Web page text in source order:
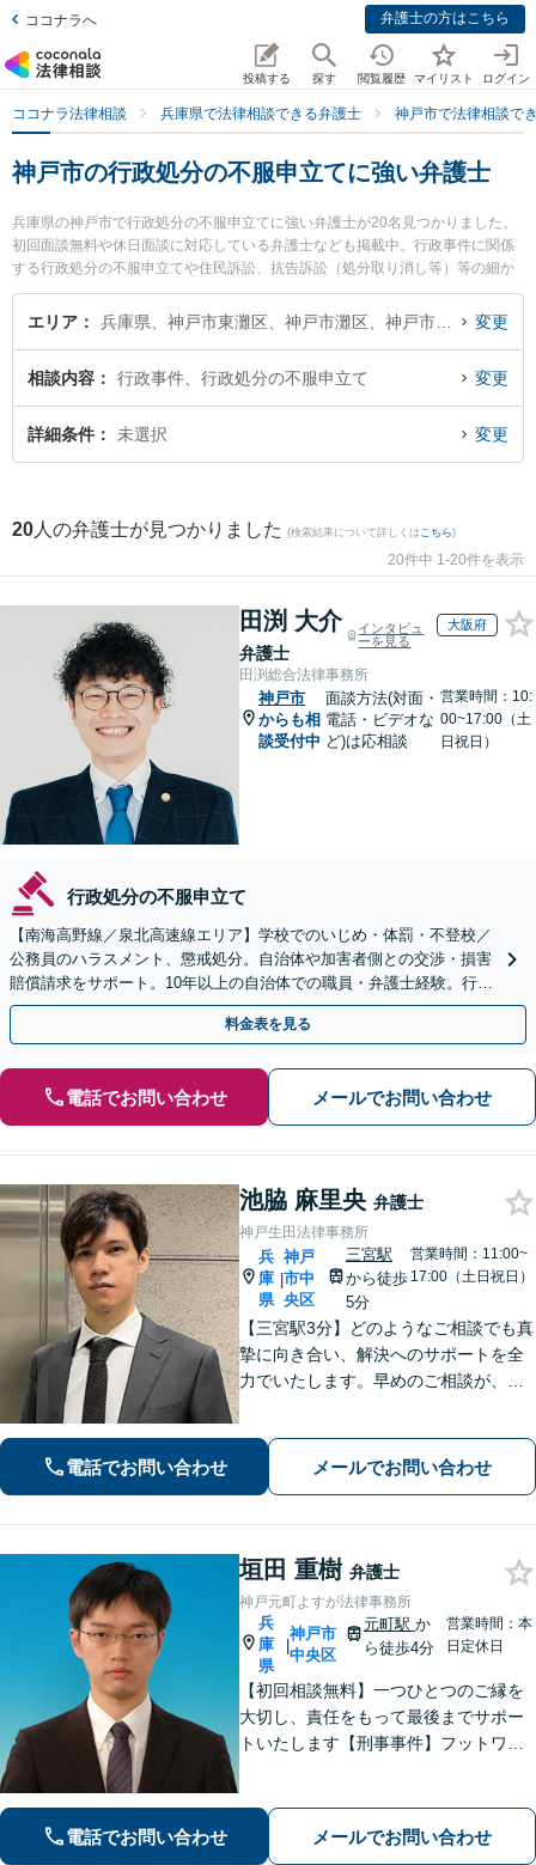
ココナラへ 弁護士の方はこちら
投稿する 探す 閲覧履歴 マイリスト ログイン
ココナラ法律相談 兵庫県で法律相談できる弁護士 神戸市で法律相談で
神戸市の行政処分の不服申立てに強い弁護士
兵庫県の神戸市で行政処分の不服申立てに強い弁護士が20名見つかりました。
初回面談無料や休日面談に対応している弁護士なども掲載中。行政事件に関係
する行政処分の不服申立てや住民訴訟、抗告訴訟（処分取り消し等）等の細か
な分野での絞り込み検索もでき便利です。特に神戸生田法律事務所の池脇 麻里
央弁護士や神戸元町よすが法律事務所の垣田 重樹弁護士、弁護士法人らい麦法
ルを今すぐに弁護士に相談したい』『行政処分の不服申立てのトラブル解決の
実績豊富な近くの弁護士を検索したい』『初回相談無料で行政処分の不服申立
てを法律相談できる神戸市内の弁護士に相談予約したい』などでお困りの相談
エリア 変更
相談内容 行政事件、行政処分の不服申立て 変更
詳細条件 未選択 変更
20 人の弁護士が見つかりました (検索結果について詳しくは こちら)
20件中 1-20件を表示
田渕 大介
弁護士
インタビュ
ーを見る
大阪府
田渕総合法律事務所
神戸市
からも相
談受付中
面談方法(対面・
電話・ビデオな
ど)は応相談
営業時間：10:
00~17:00（土
日祝日）
行政処分の不服申立て
【南海高野線／泉北高速線エリア】学校でのいじめ・体罰・不登校／
公務員のハラスメント、懲戒処分。自治体や加害者側との交渉・損害
賠償請求をサポート。10年以上の自治体での職員・弁護士経験。行政
組織の動きを見据えて解決策をご提案【オンライン可】
料金表を見る
電話でお問い合わせ メールでお問い合わせ
池脇 麻里央 弁護士
神戸生田法律事務所
兵
庫
県
|
神戸
市中
央区
三宮駅
から徒歩
5分
営業時間：11:00~
17:00（土日祝日）
【三宮駅3分】どのようなご相談でも真
摯に向き合い、解決へのサポートを全
力でいたします。早めのご相談が、よ
可」【早期釈放の実績多数】【夜間や
休日相談も対応可能】
電話でお問い合わせ メールでお問い合わせ
垣田 重樹 弁護士
神戸元町よすが法律事務所
兵
庫
県
|
神戸市
中央区
元町駅 か
ら徒歩4分
営業時間：本
日定休日
【初回相談無料】一つひとつのご縁を
大切し、責任をもって最後までサポー
トいたします【刑事事件】フットワー
題】経済面やお子さまの将来を見据
え、納得できる解決策を提案【元町駅4
電話でお問い合わせ メールでお問い合わせ